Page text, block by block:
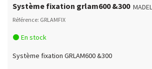
Système fixation grlam600 &300 MADEL
Référence: GRLAMFIX
En stock
Système fixation GRLAM600 &300